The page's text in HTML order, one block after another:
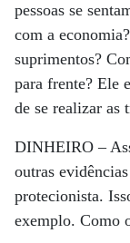
pessoas se
com a
suprimentos?
para frente? Ele
de se realizar as
DINHEIRO –
outras
protecionista.
exemplo. Como